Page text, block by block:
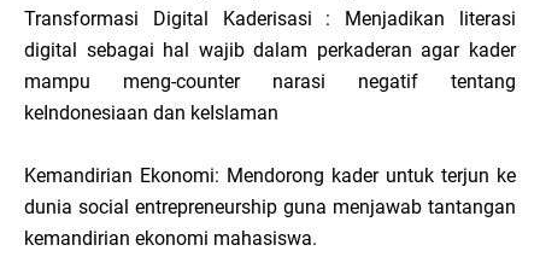
Transformasi Digital Kaderisasi : Menjadikan literasi
digital sebagai hal wajib dalam perkaderan agar kader
mampu meng-counter narasi negatif tentang
keIndonesiaan dan keIslaman
Kemandirian Ekonomi: Mendorong kader untuk terjun ke
dunia social entrepreneurship guna menjawab tantangan
kemandirian ekonomi mahasiswa.